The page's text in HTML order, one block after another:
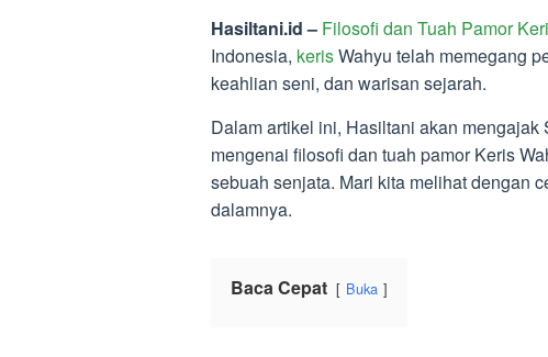
Hasiltani.id – Filosofi dan Tuah Pamor
Indonesia, kerisWahyu telah memegang
keahlian seni, dan warisan sejarah.
Dalam artikel ini, Hasiltani akan
mengenai filosofi dan tuah pamor Keris
sebuah senjata. Mari kita melihat dengan
dalamnya.
Baca Cepat Buka